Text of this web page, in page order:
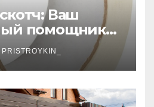
Ваш
помощник
работах
PRISTROYKIN_